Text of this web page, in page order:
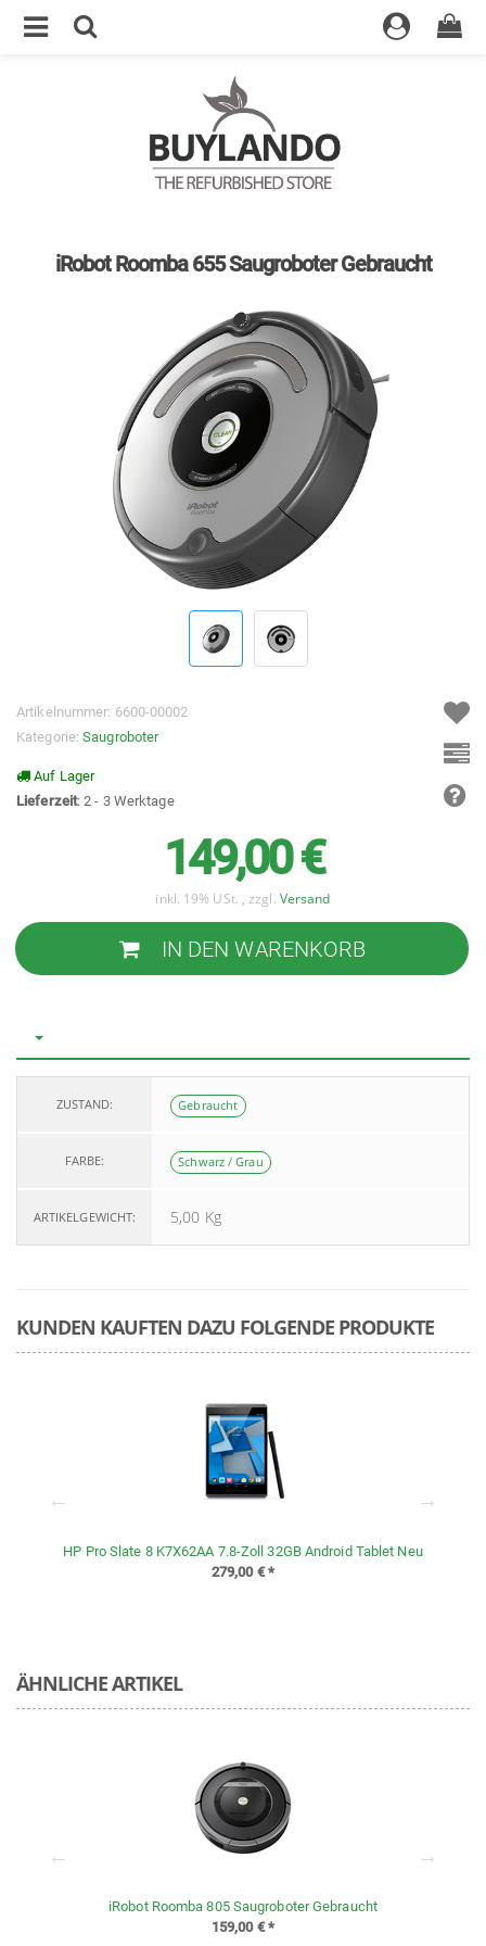
5% Rabatt für Ihren ersten Einkauf
iRobot Roomba 655 Saugroboter Gebraucht
Artikelnummer: 6600-00002
Kategorie:Saugroboter
Auf Lager
Lieferzeit: 2 - 3 Werktage
149,00 €
inkl. 19% USt. , zzgl. Versand
IN DEN WARENKORB
ZUSTAND: Gebraucht
FARBE: Schwarz / Grau
ARTIKELGEWICHT: 5,00 Kg
KUNDEN KAUFTEN DAZU FOLGENDE PRODUKTE
HP Pro Slate 8 K7X62AA 7.8-Zoll 32GB Android Tablet Neu
279,00 € *
ÄHNLICHE ARTIKEL
iRobot Roomba 805 Saugroboter Gebraucht
159,00 € *